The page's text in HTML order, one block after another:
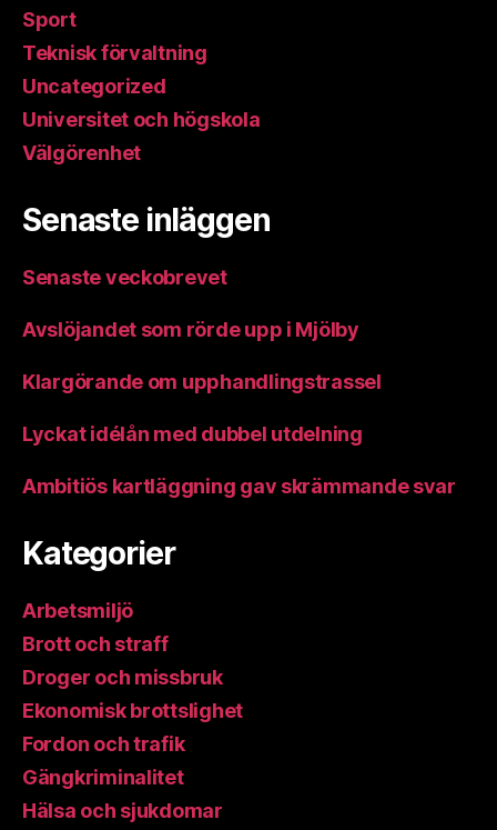
Sport
Teknisk förvaltning
Uncategorized
Universitet och högskola
Välgörenhet
Senaste inläggen
Senaste veckobrevet
Avslöjandet som rörde upp i Mjölby
Klargörande om upphandlingstrassel
Lyckat idélån med dubbel utdelning
Ambitiös kartläggning gav skrämmande svar
Kategorier
Arbetsmiljö
Brott och straff
Droger och missbruk
Ekonomisk brottslighet
Fordon och trafik
Gängkriminalitet
Hälsa och sjukdomar